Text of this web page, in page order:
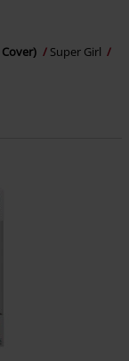
Super Girl